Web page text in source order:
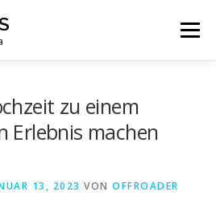
Menü
zu einem
Erlebnis machen
13, 2023 VON OFFROADER